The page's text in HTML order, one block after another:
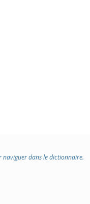
naviguer dans le dictionnaire.